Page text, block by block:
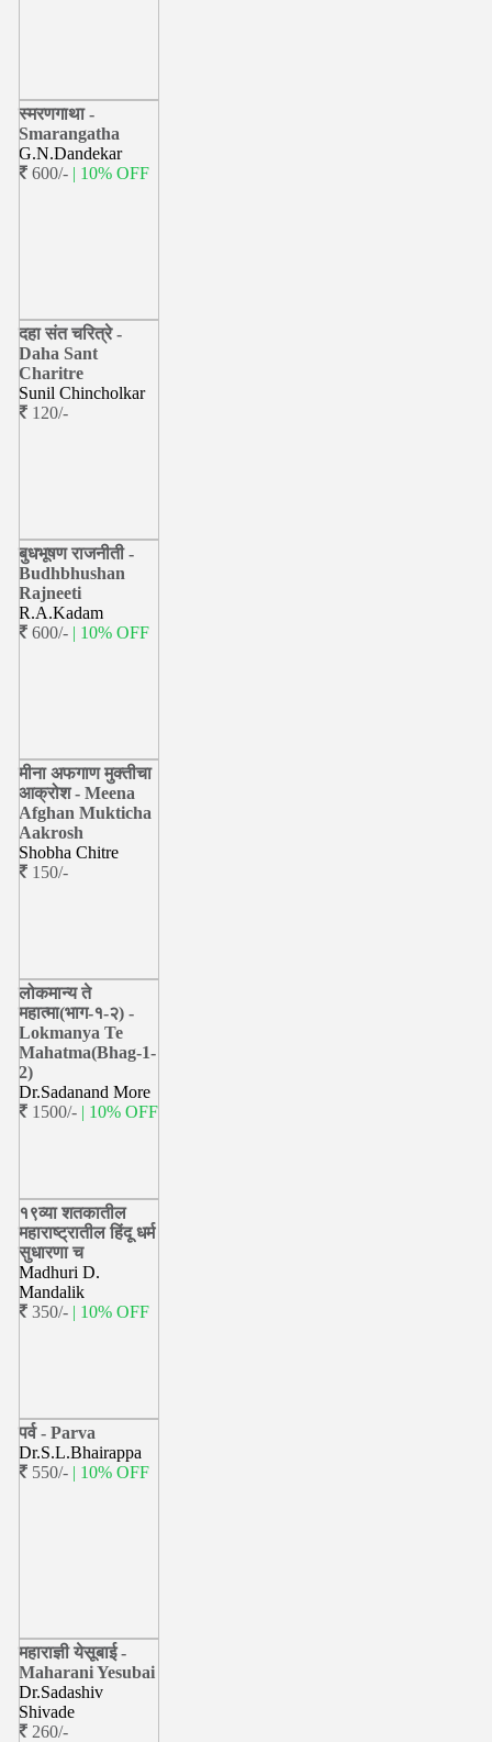
स्मरणगाथा -
Smarangatha
G.N.Dandekar
600/- | 10% OFF
दहा संत चरित्रे -
Daha Sant
Charitre
Sunil Chincholkar
120/-
बुधभूषण राजनीती -
Budhbhushan
Rajneeti
R.A.Kadam
600/- | 10% OFF
मीना अफगाण मुक्तीचा
आक्रोश - Meena
Afghan Mukticha
Aakrosh
Shobha Chitre
150/-
लोकमान्य ते
महात्मा(भाग-१-२) -
Lokmanya Te
Mahatma(Bhag-1-
2)
Dr.Sadanand More
1500/- | 10% OFF
१९व्या शतकातील
महाराष्ट्रातील हिंदू धर्म
सुधारणा च
Madhuri D.
Mandalik
350/- | 10% OFF
पर्व - Parva
Dr.S.L.Bhairappa
550/- | 10% OFF
महाराज्ञी येसूबाई -
Maharani Yesubai
Dr.Sadashiv
Shivade
260/-